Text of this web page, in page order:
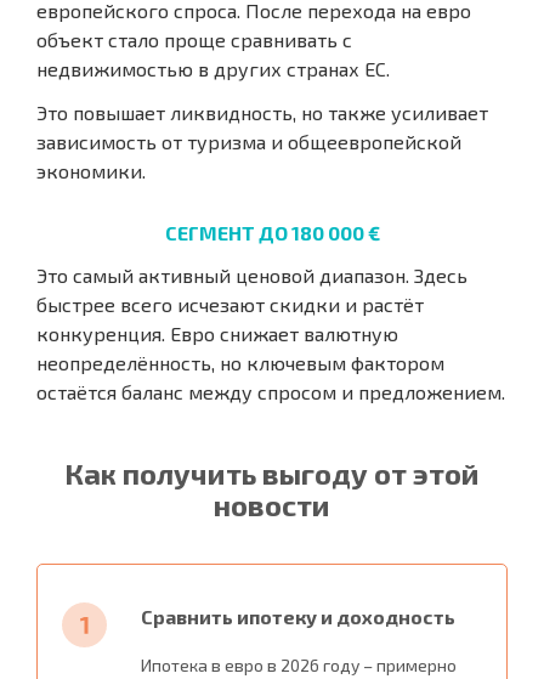
европейского спроса. После перехода на евро
объект стало проще сравнивать с
недвижимостью в других странах ЕС.
Это повышает ликвидность, но также усиливает
зависимость от туризма и общеевропейской
экономики.
СЕГМЕНТ ДО 180 000 €
Это самый активный ценовой диапазон. Здесь
быстрее всего исчезают скидки и растёт
конкуренция. Евро снижает валютную
неопределённость, но ключевым фактором
остаётся баланс между спросом и предложением.
Как получить выгоду от этой
новости
Сравнить ипотеку и доходность
Ипотека в евро в 2026 году – примерно